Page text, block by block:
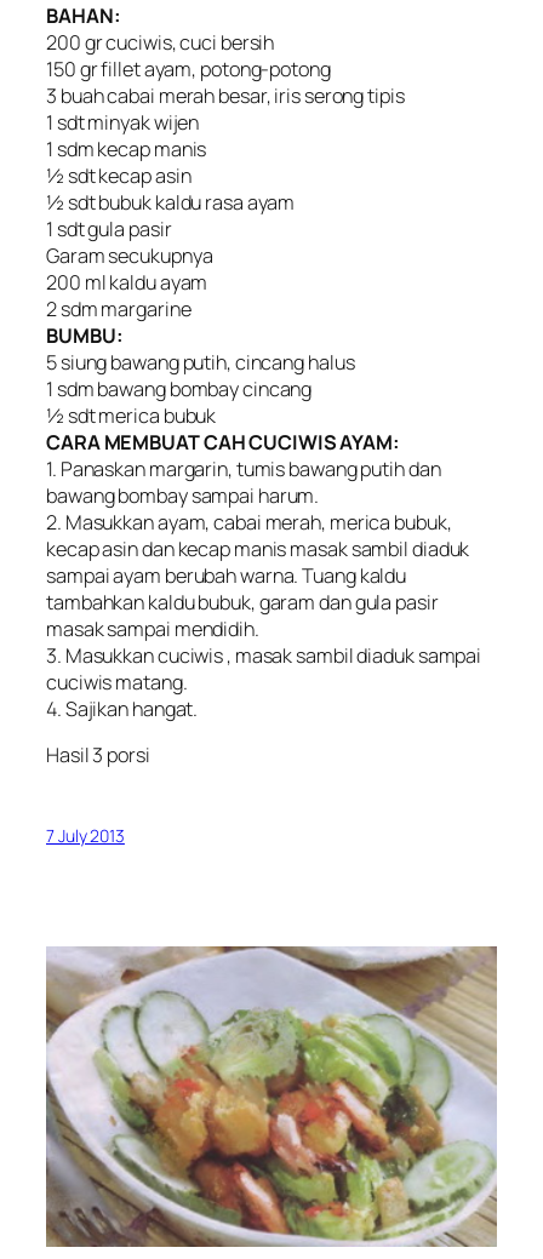
BAHAN:
200 gr cuciwis, cuci bersih
150 gr fillet ayam, potong-potong
3 buah cabai merah besar, iris serong tipis
1 sdt minyak wijen
1 sdm kecap manis
½ sdt kecap asin
½ sdt bubuk kaldu rasa ayam
1 sdt gula pasir
Garam secukupnya
200 ml kaldu ayam
2 sdm margarine
BUMBU:
5 siung bawang putih, cincang halus
1 sdm bawang bombay cincang
½ sdt merica bubuk
CARA MEMBUAT CAH CUCIWIS AYAM:
1. Panaskan margarin, tumis bawang putih dan
bawang bombay sampai harum.
2. Masukkan ayam, cabai merah, merica bubuk,
kecap asin dan kecap manis masak sambil diaduk
sampai ayam berubah warna. Tuang kaldu
tambahkan kaldu bubuk, garam dan gula pasir
masak sampai mendidih.
3. Masukkan cuciwis , masak sambil diaduk sampai
cuciwis matang.
4. Sajikan hangat.
Hasil 3 porsi
7 July 2013